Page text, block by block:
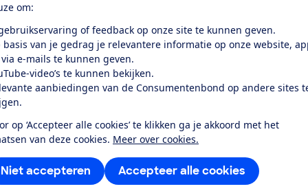
om:
of feedback op onze site te kunnen geven.
basis van je gedrag je relevantere informatie op onze website,
e-mails te kunnen geven.
video’s te kunnen bekijken.
aanbiedingen van de Consumentenbond op andere sites
op ‘Accepteer alle cookies’ te klikken ga je akkoord met het
van deze cookies. Meer over cookies.
Accepteer alle cookies
Niet accepteren
toegang tot deze test?
Word lid
Al lid? Log in